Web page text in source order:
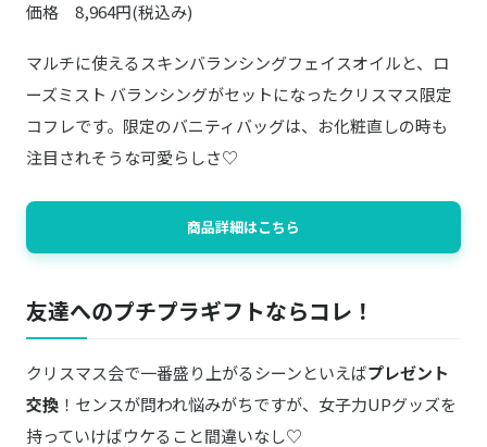
価格 8,964円(税込み)
マルチに使えるスキンバランシングフェイスオイルと、ロ
ーズミスト バランシングがセットになったクリスマス限定
コフレです。限定のバニティバッグは、お化粧直しの時も
注目されそうな可愛らしさ♡
商品詳細はこちら
友達へのプチプラギフトならコレ！
クリスマス会で一番盛り上がるシーンといえばプレゼント
交換 ！センスが問われ悩みがちですが、女子力UPグッズを
持っていけばウケること間違いなし♡